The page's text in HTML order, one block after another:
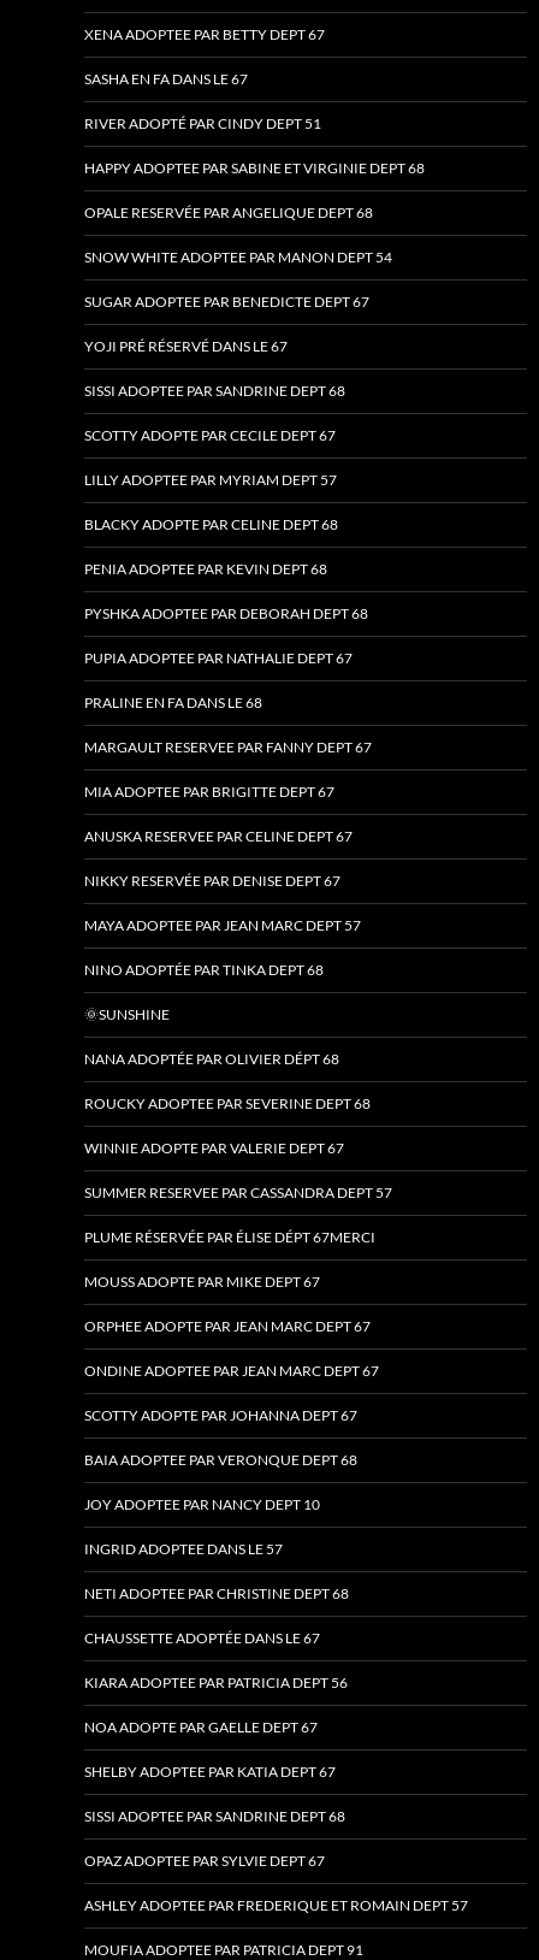
XENA ADOPTEE PAR BETTY DEPT 67
SASHA EN FA DANS LE 67
RIVER ADOPTÉ PAR CINDY DEPT 51
HAPPY ADOPTEE PAR SABINE ET VIRGINIE DEPT 68
OPALE RESERVÉE PAR ANGELIQUE DEPT 68
SNOW WHITE ADOPTEE PAR MANON DEPT 54
SUGAR ADOPTEE PAR BENEDICTE DEPT 67
YOJI PRÉ RÉSERVÉ DANS LE 67
SISSI ADOPTEE PAR SANDRINE DEPT 68
SCOTTY ADOPTE PAR CECILE DEPT 67
LILLY ADOPTEE PAR MYRIAM DEPT 57
BLACKY ADOPTE PAR CELINE DEPT 68
PENIA ADOPTEE PAR KEVIN DEPT 68
PYSHKA ADOPTEE PAR DEBORAH DEPT 68
PUPIA ADOPTEE PAR NATHALIE DEPT 67
PRALINE EN FA DANS LE 68
MARGAULT RESERVEE PAR FANNY DEPT 67
MIA ADOPTEE PAR BRIGITTE DEPT 67
ANUSKA RESERVEE PAR CELINE DEPT 67
NIKKY RESERVÉE PAR DENISE DEPT 67
MAYA ADOPTEE PAR JEAN MARC DEPT 57
NINO ADOPTÉE PAR TINKA DEPT 68
🌞SUNSHINE
NANA ADOPTÉE PAR OLIVIER DÉPT 68
ROUCKY ADOPTEE PAR SEVERINE DEPT 68
WINNIE ADOPTE PAR VALERIE DEPT 67
SUMMER RESERVEE PAR CASSANDRA DEPT 57
PLUME RÉSERVÉE PAR ÉLISE DÉPT 67MERCI
MOUSS ADOPTE PAR MIKE DEPT 67
ORPHEE ADOPTE PAR JEAN MARC DEPT 67
ONDINE ADOPTEE PAR JEAN MARC DEPT 67
SCOTTY ADOPTE PAR JOHANNA DEPT 67
BAIA ADOPTEE PAR VERONQUE DEPT 68
JOY ADOPTEE PAR NANCY DEPT 10
INGRID ADOPTEE DANS LE 57
NETI ADOPTEE PAR CHRISTINE DEPT 68
CHAUSSETTE ADOPTÉE DANS LE 67
KIARA ADOPTEE PAR PATRICIA DEPT 56
NOA ADOPTE PAR GAELLE DEPT 67
SHELBY ADOPTEE PAR KATIA DEPT 67
SISSI ADOPTEE PAR SANDRINE DEPT 68
OPAZ ADOPTEE PAR SYLVIE DEPT 67
ASHLEY ADOPTEE PAR FREDERIQUE ET ROMAIN DEPT 57
MOUFIA ADOPTEE PAR PATRICIA DEPT 91